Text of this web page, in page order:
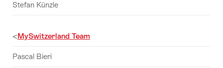
Stefan Künzle
<MySwitzerland Team
Pascal Bieri